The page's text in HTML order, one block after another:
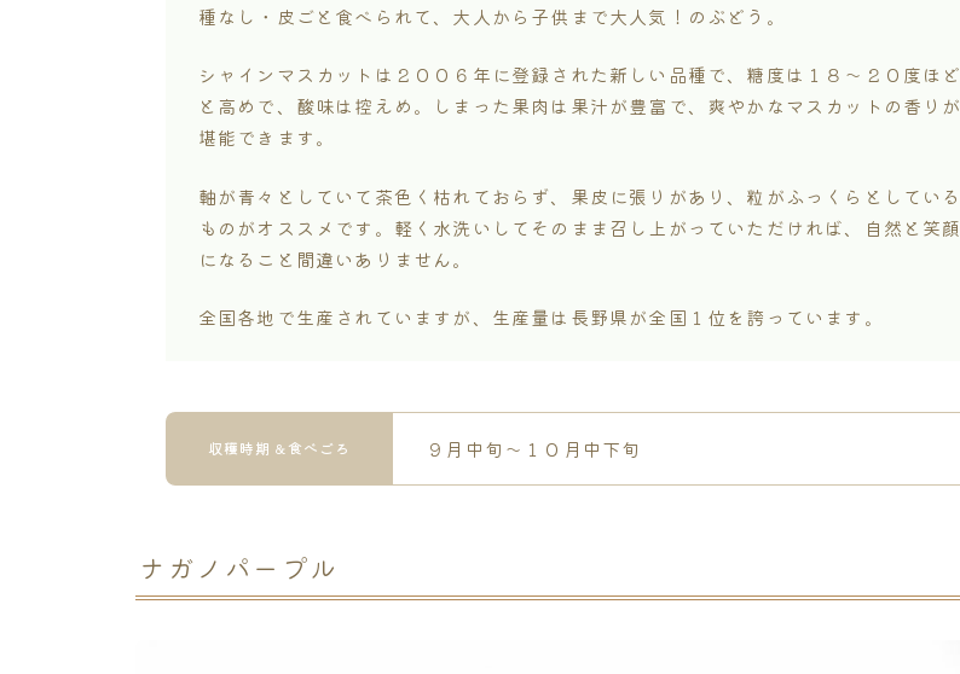
種なし・皮ごと食べられて、大人から子供まで大人気！のぶどう。
シャインマスカットは２００６年に登録された新しい品種で、糖度は１８〜２０度ほど
と高めで、酸味は控えめ。しまった果肉は果汁が豊富で、爽やかなマスカットの香りが
堪能できます。
軸が青々としていて茶色く枯れておらず、果皮に張りがあり、粒がふっくらとしている
ものがオススメです。軽く水洗いしてそのまま召し上がっていただければ、自然と笑顔
になること間違いありません。
全国各地で生産されていますが、生産量は長野県が全国１位を誇っています。
収穫時期＆食べごろ ９月中旬〜１０月中下旬
ナガノパープル